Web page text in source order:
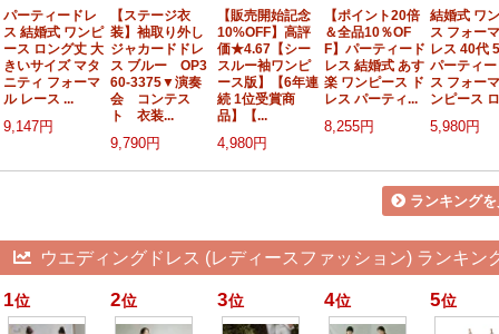
パーティードレ
ス 結婚式 ワンピ
ース ロング丈 大
きいサイズ マタ
ニティ フォーマ
ル レース ...
9,147円
【ステージ衣
装】袖取り外し
ジャカードドレ
ス ブルー OP3
60-3375▼演奏
会 コンテス
ト 衣装...
9,790円
【販売開始記念
10%OFF】高評
価★4.67【シー
スルー袖ワンピ
ース版】【6年連
続 1位受賞商
品】【...
4,980円
【ポイント20倍
＆全品10％OF
F】パーティード
レス 結婚式 あす
楽 ワンピース ド
レス パーティ...
8,255円
結婚式 ワ
ス フォー
レス 40代
パーティ
ス フォー
ンピース
5,980円
ランキング
ウエディングドレス (レディースファッション) ランキン
1位 2位 3位 4位 5位